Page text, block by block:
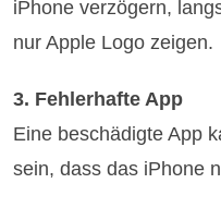
iPhone verzögern,
nur Apple Logo zeigen.
3. Fehlerhafte App
Eine beschädigte App
sein, dass das iPhone